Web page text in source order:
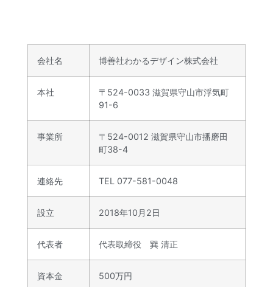
会社名 博善社わかるデザイン株式会社
本社
〒524-0033 滋賀県守山市浮気町
91-6
事業所
〒524-0012 滋賀県守山市播磨田
町38-4
連絡先 TEL 077-581-0048
設立 2018年10月2日
代表者 代表取締役 巽 清正
資本金 500万円